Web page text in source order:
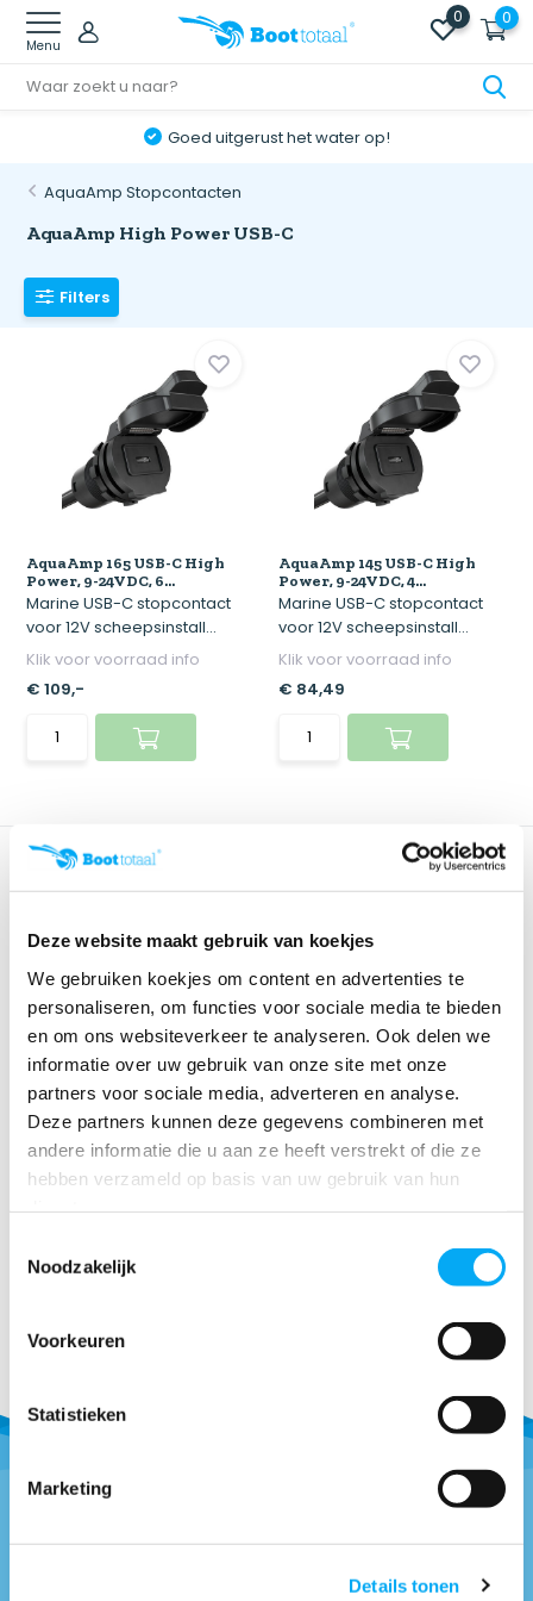
Deze website maakt gebruik van koekjes
We gebruiken koekjes om content en advertenties te
personaliseren, om functies voor sociale media te bieden
en om ons websiteverkeer te analyseren. Ook delen we
informatie over uw gebruik van onze site met onze
partners voor sociale media, adverteren en analyse.
Deze partners kunnen deze gegevens combineren met
andere informatie die u aan ze heeft verstrekt of die ze
hebben verzameld op basis van uw gebruik van hun
Noodzakelijk
Voorkeuren
Statistieken
Marketing
Details tonen
Menu
0 0
Goed uitgerust het water op!
AquaAmp Stopcontacten
AquaAmp High Power USB-C
Filters
AquaAmp 165 USB-C High
Power, 9-24VDC, 6...
Marine USB-C stopcontact
voor 12V scheepsinstall...
Klik voor voorraad info
€ 109,-
AquaAmp 145 USB-C High
Power, 9-24VDC, 4...
Marine USB-C stopcontact
voor 12V scheepsinstall...
Klik voor voorraad info
€ 84,49
AquaAmp 1100 USB-C High
Marine USB-C stopcontact
voor 12V scheepsinstall...
Klik voor voorraad info
€ 132,50
Vragen of advies nodig?